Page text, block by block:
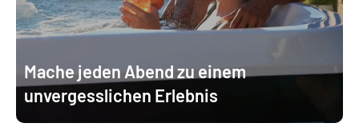
Mache jeden Abend zu einem
unvergesslichen Erlebnis